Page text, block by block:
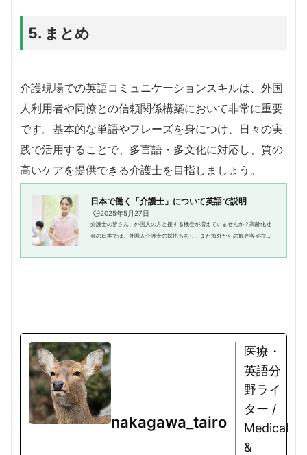
5. まとめ
介護現場での英語コミュニケーションスキルは、外国
人利用者や同僚との信頼関係構築において非常に重要
です。基本的な単語やフレーズを身につけ、日々の実
践で活用することで、多言語・多文化に対応し、質の
高いケアを提供できる介護士を目指しましょう。
日本で働く「介護士」について英語で説明
🕒️2025年5月27日
介護士の皆さん、外国人の方と接する機会が増えていませんか？高齢化社
会の日本では、外国人介護士の採用もあり、また海外からの観光客や在日
仕事や役割をしっかりと英語言...
nakagawa_tairo
医療・
英語分
野ライ
ター /
Medical
&